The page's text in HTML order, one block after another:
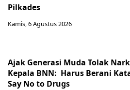
Pilkades
Kamis, 6 Agustus 2026
Ajak Generasi Muda Tolak
Kepala BNN: Harus Berani
Say No to Drugs